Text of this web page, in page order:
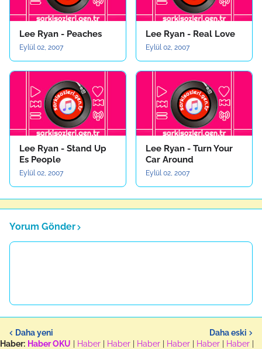
Lee Ryan - Peaches
Eylül 02, 2007
Lee Ryan - Real Love
Eylül 02, 2007
Lee Ryan - Stand Up
Es People
Eylül 02, 2007
Lee Ryan - Turn Your
Car Around
Eylül 02, 2007
Yorum Gönder
Daha yeni
Daha eski
Haber: Haber OKU Haber Haber Haber Haber Haber Haber